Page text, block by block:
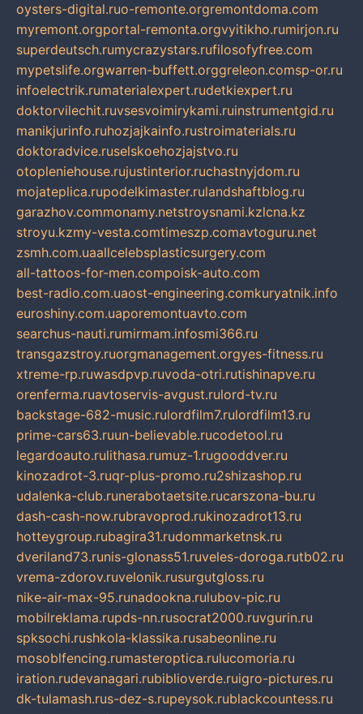
oysters-digital.ruo-remonte.orgremontdoma.com
myremont.orgportal-remonta.orgvyitikho.rumirjon.ru
superdeutsch.rumycrazystars.rufilosofyfree.com
mypetslife.orgwarren-buffett.orggreleon.comsp-or.ru
infoelectrik.rumaterialexpert.rudetkiexpert.ru
doktorvilechit.ruvsesvoimirykami.ruinstrumentgid.ru
manikjurinfo.ruhozjajkainfo.rustroimaterials.ru
doktoradvice.ruselskoehozjajstvo.ru
otopleniehouse.rujustinterior.ruchastnyjdom.ru
mojateplica.rupodelkimaster.rulandshaftblog.ru
garazhov.commonamy.netstroysnami.kzlcna.kz
stroyu.kzmy-vesta.comtimeszp.comavtoguru.net
zsmh.com.uaallcelebsplasticsurgery.com
all-tattoos-for-men.compoisk-auto.com
best-radio.com.uaost-engineering.comkuryatnik.info
euroshiny.com.uaporemontuavto.com
searchus-nauti.rumirmam.infosmi366.ru
transgazstroy.ruorgmanagement.orgyes-fitness.ru
xtreme-rp.ruwasdpvp.ruvoda-otri.rutishinapve.ru
orenferma.ruavtoservis-avgust.rulord-tv.ru
backstage-682-music.rulordfilm7.rulordfilm13.ru
prime-cars63.ruun-believable.rucodetool.ru
legardoauto.rulithasa.rumuz-1.rugooddver.ru
kinozadrot-3.ruqr-plus-promo.ru2shizashop.ru
udalenka-club.runerabotaetsite.rucarszona-bu.ru
dash-cash-now.rubravoprod.rukinozadrot13.ru
hotteygroup.rubagira31.rudommarketnsk.ru
dveriland73.runis-glonass51.ruveles-doroga.rutb02.ru
vrema-zdorov.ruvelonik.rusurgutgloss.ru
nike-air-max-95.runadookna.rulubov-pic.ru
mobilreklama.rupds-nn.rusocrat2000.ruvgurin.ru
spksochi.rushkola-klassika.rusabeonline.ru
mosoblfencing.rumasteroptica.rulucomoria.ru
iration.rudevanagari.rubiblioverde.ruigro-pictures.ru
dk-tulamash.rus-dez-s.rupeysok.rublackcountess.ru